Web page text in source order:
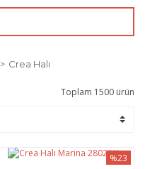
Crea Halı
Toplam 1500 ürün
%23